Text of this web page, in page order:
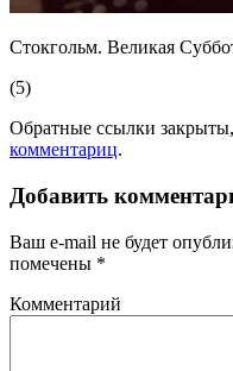
Стокгольм. Великая
(5)
Обратные ссылки
комментариц.
Добавить
Ваш e-mail не будет
помечены *
Комментарий